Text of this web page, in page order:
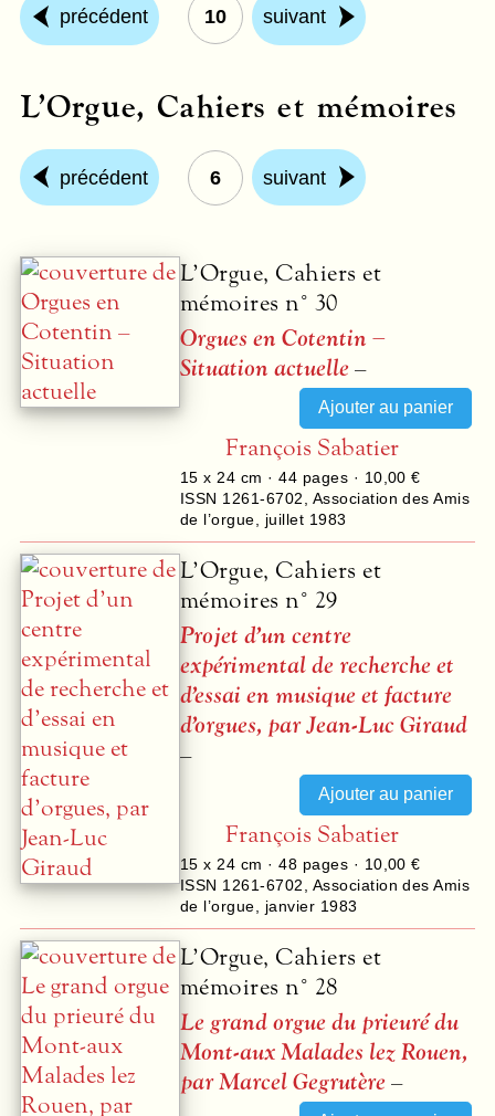
précédent 10 suivant
L’Orgue, Cahiers et mémoires
précédent 6 suivant
L’Orgue, Cahiers et
mémoires n° 30
Orgues en Cotentin –
Situation actuelle –
François Sabatier
15 x 24 cm ·44 pages · 10,00 €
ISSN 1261-6702
Association des Amis
de l’orgue
juillet 1983
L’Orgue, Cahiers et
mémoires n° 29
Projet d’un centre
expérimental de recherche et
d’essai en musique et facture
d’orgues, par Jean-Luc Giraud
–
François Sabatier
15 x 24 cm ·48 pages · 10,00 €
ISSN 1261-6702
Association des Amis
de l’orgue
janvier 1983
L’Orgue, Cahiers et
mémoires n° 28
Le grand orgue du prieuré du
Mont-aux Malades lez Rouen,
par Marcel Gegrutère –